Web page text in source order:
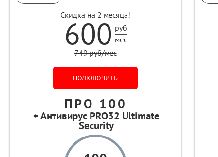
Скидка на 2 месяца!
600 руб
мес
749 руб/мес
ПОДКЛЮЧИТЬ
ПРО 100